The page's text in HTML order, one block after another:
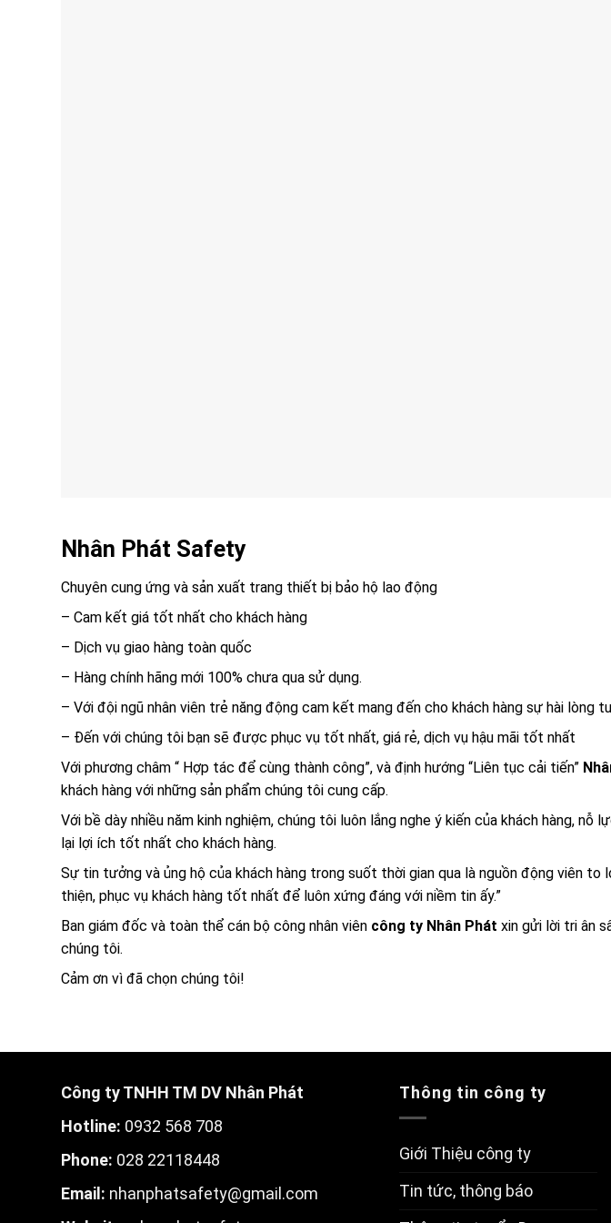
Nhân Phát Safety
Chuyên cung ứng và sản xuất trang thiết bị bảo hộ lao động
– Cam kết giá tốt nhất cho khách hàng
– Dịch vụ giao hàng toàn quốc
– Hàng chính hãng mới 100% chưa qua sử dụng.
– Với đội ngũ nhân viên trẻ năng động cam kết mang đến cho khách hàng sự hài lòng
– Đến với chúng tôi bạn sẽ được phục vụ tốt nhất, giá rẻ, dịch vụ hậu mãi tốt nhất
Với phương châm “ Hợp tác để cùng thành công”, và định hướng “Liên tục cải tiến”
khách hàng với những sản phẩm chúng tôi cung cấp.
Với bề dày nhiều năm kinh nghiệm, chúng tôi luôn lắng nghe ý kiến của khách hàng,
lại lợi ích tốt nhất cho khách hàng.
Sự tin tưởng và ủng hộ của khách hàng trong suốt thời gian qua là nguồn động viên
thiện, phục vụ khách hàng tốt nhất để luôn xứng đáng với niềm tin ấy.”
Ban giám đốc và toàn thể cán bộ công nhân viên công ty Nhân Phát xin gửi lời tri ân
chúng tôi.
Cảm ơn vì đã chọn chúng tôi!
Công ty TNHH TM DV Nhân Phát
Hotline: 0932 568 708
Phone: 028 22118448
Email: nhanphatsafety@gmail.com
Thông tin công ty
Giới Thiệu công ty
Tin tức, thông báo